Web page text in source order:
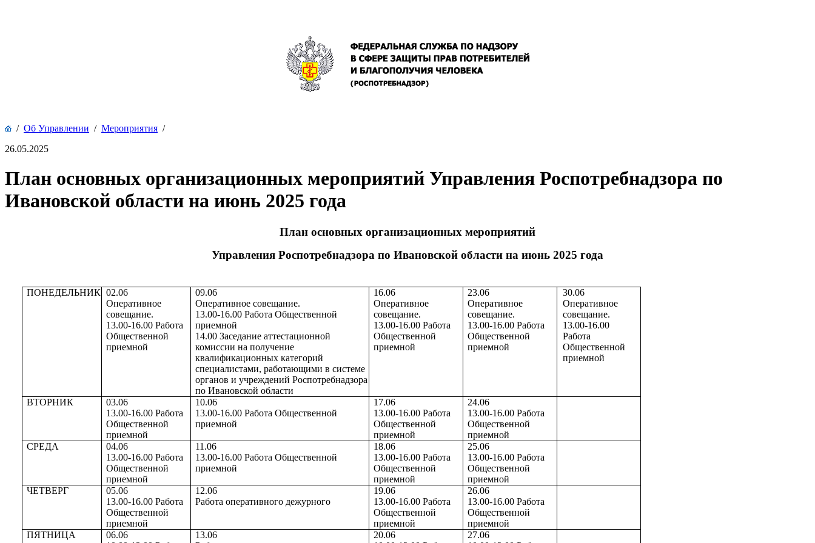
/ Об Управлении / Мероприятия /
26.05.2025
План основных организационных мероприятий Управления Роспотребнадзора по
Ивановской области на июнь 2025 года
План основных организационных мероприятий
Управления Роспотребнадзора по Ивановской области на июнь 2025 года
ПОНЕДЕЛЬНИК 02.06
Оперативное
совещание.
13.00-16.00 Работа
Общественной
приемной
09.06
Оперативное совещание.
13.00-16.00 Работа Общественной
приемной
14.00 Заседание аттестационной
комиссии на получение
квалификационных категорий
специалистами, работающими в системе
органов и учреждений Роспотребнадзора
по Ивановской области
16.06
Оперативное
совещание.
13.00-16.00 Работа
Общественной
приемной
23.06
Оперативное
совещание.
13.00-16.00 Работа
Общественной
приемной
30.06
Оперативное
совещание.
13.00-16.00
Работа
Общественной
приемной
ВТОРНИК
03.06
13.00-16.00 Работа
Общественной
приемной
10.06
13.00-16.00 Работа Общественной
приемной
17.06
13.00-16.00 Работа
Общественной
приемной
24.06
13.00-16.00 Работа
Общественной
приемной
СРЕДА
04.06
13.00-16.00 Работа
Общественной
приемной
11.06
13.00-16.00 Работа Общественной
приемной
18.06
13.00-16.00 Работа
Общественной
приемной
25.06
13.00-16.00 Работа
Общественной
приемной
ЧЕТВЕРГ
05.06
13.00-16.00 Работа
Общественной
приемной
12.06
Работа оперативного дежурного
19.06
13.00-16.00 Работа
Общественной
приемной
26.06
13.00-16.00 Работа
Общественной
приемной
ПЯТНИЦА
06.06
13.06
20.06
27.06